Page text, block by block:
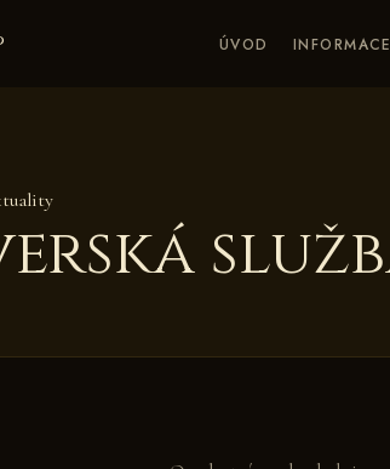
ÚVOD INFORMACE